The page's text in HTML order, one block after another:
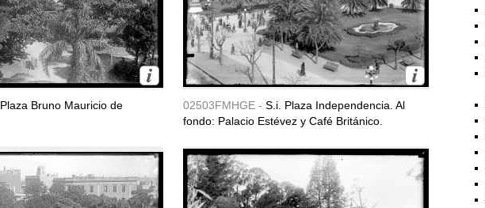
Plaza Bruno Mauricio de
02503FMHGE - S.i. Plaza Independencia. Al
fondo: Palacio Estévez y Café Británico.